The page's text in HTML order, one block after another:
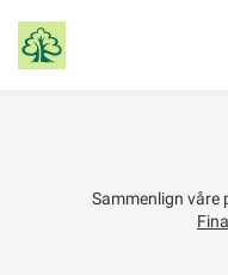
Sammenlign våre